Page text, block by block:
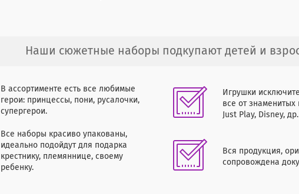
Наши сюжетные наборы подкупают детей и
В ассортименте есть все любимые
герои: принцессы, пони, русалочки,
супергерои.
Все наборы красиво упакованы,
идеально подойдут для подарка
крестнику, племяннице, своему
ребенку.
Игрушки
все от знаменитых
Just Plaу, Disney, др.
Вся продукция,
сопровождена